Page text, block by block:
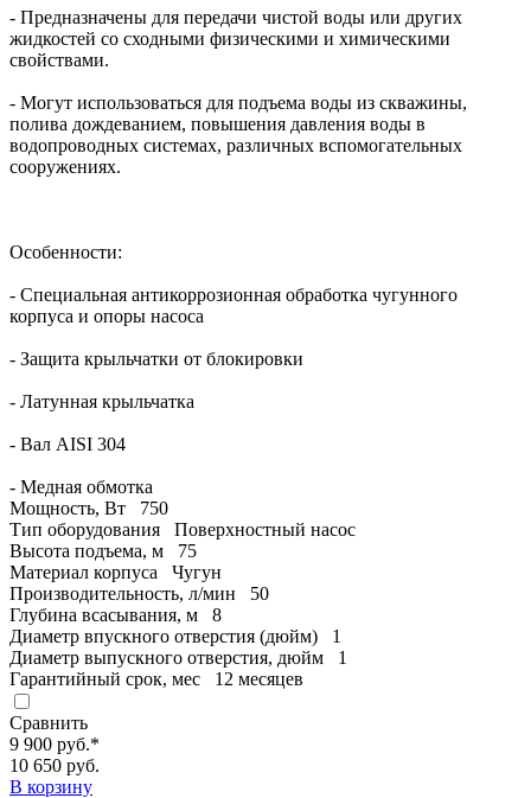
- Предназначены для передачи чистой воды или других
жидкостей со сходными физическими и химическими
свойствами.
- Могут использоваться для подъема воды из скважины,
полива дождеванием, повышения давления воды в
водопроводных системах, различных вспомогательных
сооружениях.
Особенности:
- Специальная антикоррозионная обработка чугунного
корпуса и опоры насоса
- Защита крыльчатки от блокировки
- Латунная крыльчатка
- Вал AISI 304
- Медная обмотка
Мощность, Вт
750
Тип оборудования
Поверхностный насос
Высота подъема, м
75
Материал корпуса
Чугун
Производительность, л/мин
50
Глубина всасывания, м
8
Диаметр впускного отверстия (дюйм)
1
Диаметр выпускного отверстия, дюйм
1
Гарантийный срок, мес
12 месяцев
Сравнить
9 900 руб.*
10 650 руб.
В корзину